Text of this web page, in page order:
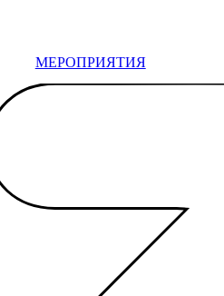
МЕРОПРИЯТИЯ